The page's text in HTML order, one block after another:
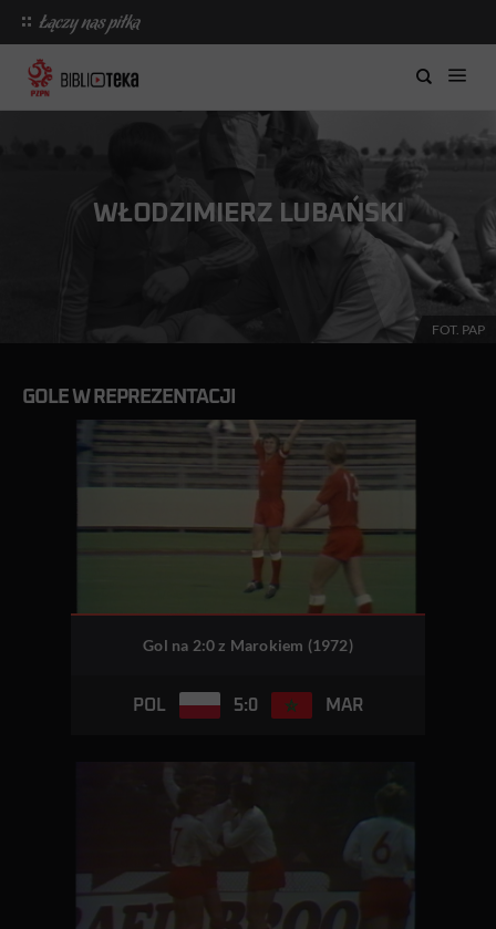
WŁODZIMIERZ LUBAŃSKI
FOT. PAP
GOLE W REPREZENTACJI
Gol na 2:0 z Marokiem (1972)
POL 5:0 MAR